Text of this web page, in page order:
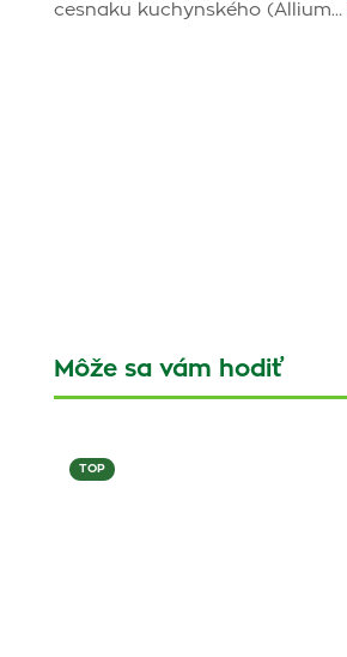
cesnaku kuchynského (Allium…
Môže sa vám hodiť
TOP